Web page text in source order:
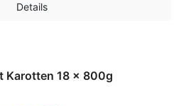
Details
Karotten 18 x 800g